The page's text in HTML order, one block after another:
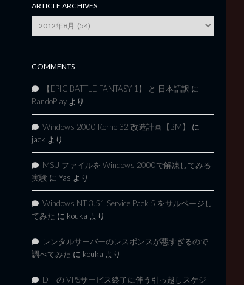
ARTICLE ARCHIVES
Archives
COMMENTS
【EPIC BATTLE FANTASY 1】 と 日本語訳 に
RandoPlay より
Windows 2000 Kernel32 改造計画【BM】
に
jack より
MSU ファイルを Windows 2000で解凍してみる
実験 に Yas より
Windows NT 3.51 Service Pack 5 をサルベージし
てみた に kouka より
レンタルサーバーのレスポンスが悪すぎるので
調べてみた に kouka より
DTI の VPSサービス終了に伴う引っ越しスケジ